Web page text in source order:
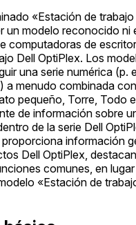
«Estación de
un modelo reconocido ni
computadoras de
Dell OptiPlex. Los
una serie numérica (p.
menudo combinada
pequeño, Torre, Todo
de información sobre
de la serie Dell
información
Dell OptiPlex,
comunes, en
«Estación de